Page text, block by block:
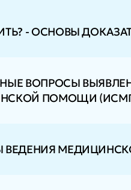
- ОСНОВЫ
ВОПРОСЫ
ПОМОЩИ
ВЕДЕНИЯ